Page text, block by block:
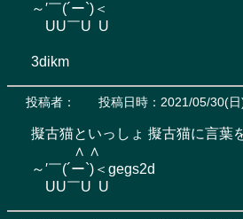
～′￣(´ー`)＜
UU￣U  U
3dikm
投稿者： 投稿日時：2021/05/30(
擬古猫といっしょ 擬古猫に言葉
∧ ∧
～′￣(´ー`)＜gegs2d
UU￣U  U